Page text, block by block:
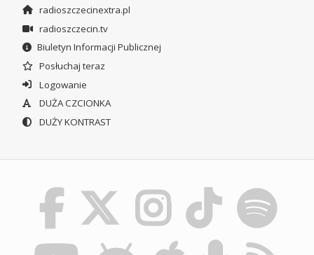
radioszczecinextra.pl
radioszczecin.tv
Biuletyn Informacji Publicznej
Posłuchaj teraz
Logowanie
DUŻA CZCIONKA
DUŻY KONTRAST